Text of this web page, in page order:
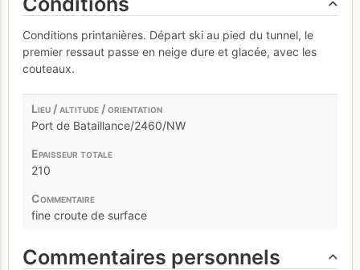
Conditions printanières. Départ ski au pied du tunnel, le
premier ressaut passe en neige dure et glacée, avec les
couteaux.
Port de Bataillance/2460/NW
210
fine croute de surface
Commentaires personnels